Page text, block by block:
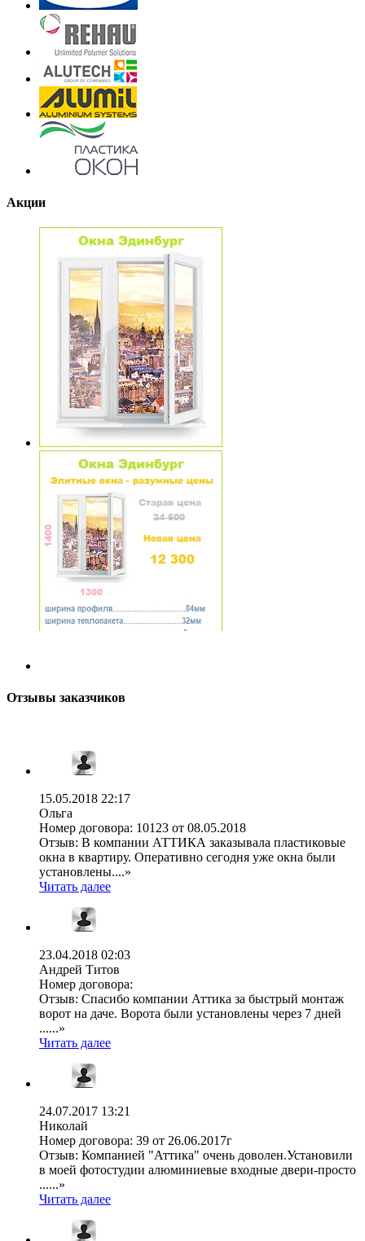
Акции
Отзывы заказчиков
15.05.2018 22:17
Ольга
Номер договора: 10123 от 08.05.2018
Отзыв: В компании АТТИКА заказывала пластиковые
окна в квартиру. Оперативно сегодня уже окна были
установлены....»
Читать далее
23.04.2018 02:03
Андрей Титов
Номер договора:
Отзыв: Спасибо компании Аттика за быстрый монтаж
ворот на даче. Ворота были установлены через 7 дней
......»
Читать далее
24.07.2017 13:21
Николай
Номер договора: 39 от 26.06.2017г
Отзыв: Компанией "Аттика" очень доволен.Установили
в моей фотостудии алюминиевые входные двери-просто
......»
Читать далее